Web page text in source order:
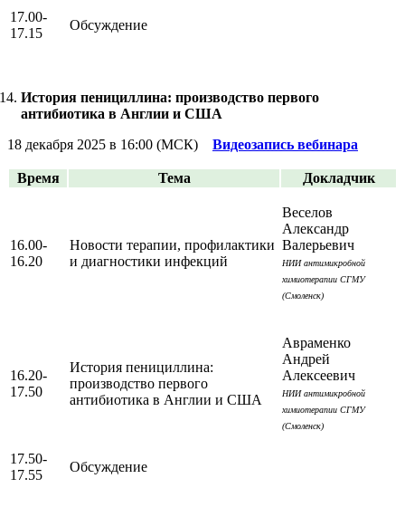
17.00-
17.15
Обсуждение
История пенициллина: производство первого
антибиотика в Англии и США
18 декабря 2025 в 16:00 (МСК) Видеозапись вебинара
Время Тема Докладчик
16.00-
16.20
Новости терапии, профилактики
и диагностики инфекций
Веселов
Александр
Валерьевич
НИИ антимикробной
химиотерапии СГМУ
(Смоленск)
16.20-
17.50
История пенициллина:
производство первого
антибиотика в Англии и США
Авраменко
Андрей
Алексеевич
НИИ антимикробной
химиотерапии СГМУ
(Смоленск)
17.50-
17.55
Обсуждение